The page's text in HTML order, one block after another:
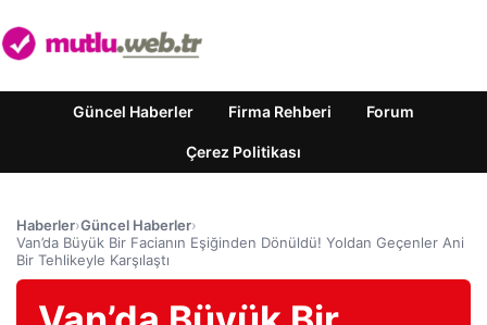
Güncel Haberler Firma Rehberi Forum
Çerez Politikası
Haberler›Güncel Haberler›
Van’da Büyük Bir Facianın Eşiğinden Dönüldü! Yoldan Geçenler Ani
Bir Tehlikeyle Karşılaştı